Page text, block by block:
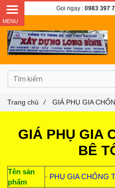
GIÁ PHỤ GIA
BÊ
Tên sản
phẩm
- PHỤ GIA CHỐNG
Trang chủ / GIÁ PHỤ GIA
Gọi ngay : 0983 397